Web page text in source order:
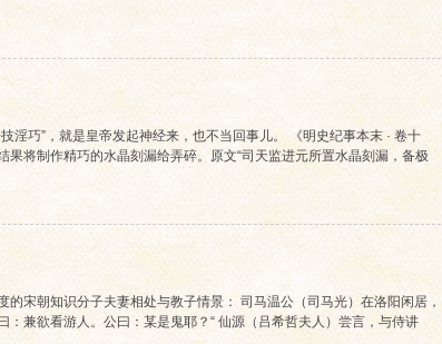
淫巧”，就是皇帝发起神经来，也不当回事儿。 《明史纪事本末 · 卷十
将制作精巧的水晶刻漏给弄碎。原文“司天监进元所置水晶刻漏，备极
的宋朝知识分子夫妻相处与教子情景： 司马温公（司马光）在洛阳闲居，
兼欲看游人。公曰：某是鬼耶？“ 仙源（吕希哲夫人）尝言，与侍讲